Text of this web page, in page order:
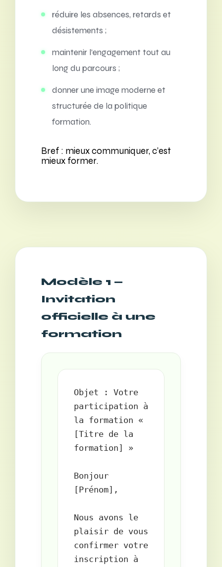
réduire les absences, retards et
désistements ;
maintenir l’engagement tout au
long du parcours ;
donner une image moderne et
structurée de la politique
formation.
Bref : mieux communiquer, c’est
mieux former.
Modèle 1 —
Invitation
officielle à une
formation
Objet : Votre
participation à
la formation «
[Titre de la
formation] »
Bonjour
[Prénom],
Nous avons le
plaisir de vous
confirmer votre
inscription à